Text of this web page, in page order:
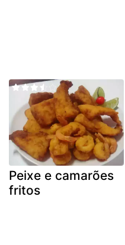
Peixe e camarões
fritos